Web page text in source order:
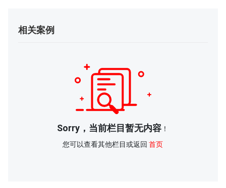
相关案例
Sorry，当前栏目暂无内容 ！
您可以查看其他栏目或返回首页